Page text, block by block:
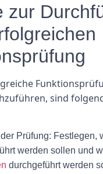
zur
sind
Prüfung: Festlegen,
werden sollen und
durchgeführt werden